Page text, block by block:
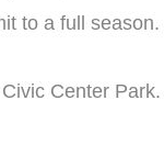
to a full season.
Center Park.